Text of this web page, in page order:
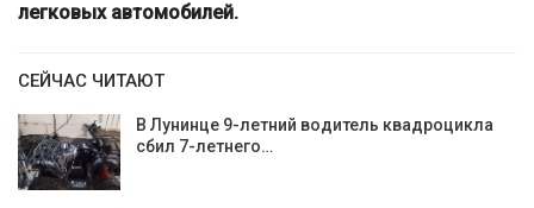
легковых автомобилей.
СЕЙЧАС ЧИТАЮТ
В Лунинце 9-летний водитель квадроцикла
сбил 7-летнего…